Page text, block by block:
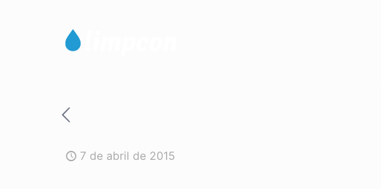
7 de abril de 2015